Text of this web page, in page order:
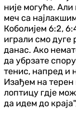
није могуће.
меч са
Коболијем 6:2,
играли смо дуге
данас. Ако
да убрзате
тенис, напред и
Изађем на
лоптицу гдје
да идем до